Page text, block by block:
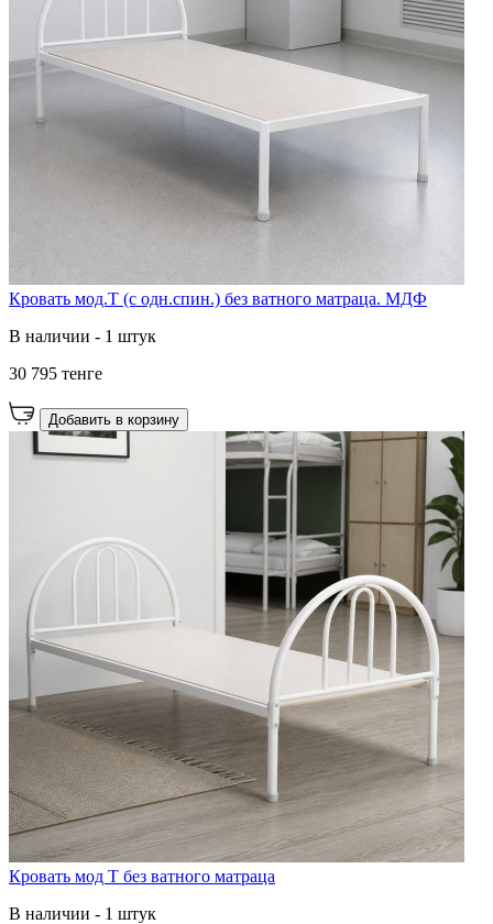
Кровать мод.Т (с одн.спин.) без ватного матраца. МДФ
В наличии - 1 штук
30 795 тенге
Добавить в корзину
Кровать мод Т без ватного матраца
В наличии - 1 штук